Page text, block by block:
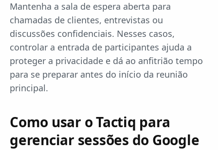
Mantenha a sala de espera aberta para
chamadas de clientes, entrevistas ou
discussões confidenciais. Nesses casos,
controlar a entrada de participantes ajuda a
proteger a privacidade e dá ao anfitrião tempo
para se preparar antes do início da reunião
principal.
Como usar o Tactiq para
gerenciar sessões do Google